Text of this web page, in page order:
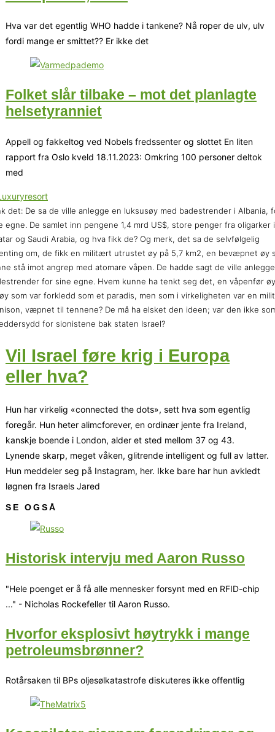
Hva var det egentlig WHO hadde i tankene? Nå roper de ulv, ulv
fordi mange er smittet?? Er ikke det
Folket slår tilbake – mot det planlagte
helsetyranniet
Appell og fakkeltog ved Nobels fredssenter og slottet En liten
rapport fra Oslo kveld 18.11.2023: Omkring 100 personer deltok
med
det: De sa de ville anlegge en luksusøy med badestrender i Albania,
egne. De samlet inn pengene 1,4 mrd US$, store penger fra oligarker i
og Saudi Arabia, og hva fikk de? Og merk, det sa de selvfølgelig
om, de fikk en militært utrustet øy på 5,7 km2, en bevæpnet øy
stå imot angrep med atomare våpen. De hadde sagt de ville anlegge
for sine egne. Hvem kunne ha tenkt seg det, en våpenfør
som var forkledd som et paradis, men som i virkeligheten var en
væpnet til tennene? De må ha elsket den ideen; var den ikke
for sionistene bak staten Israel?
Vil Israel føre krig i Europa
eller hva?
Hun har virkelig «connected the dots», sett hva som egentlig
foregår. Hun heter alimcforever, en ordinær jente fra Ireland,
kanskje boende i London, alder et sted mellom 37 og 43.
Lynende skarp, meget våken, glitrende intelligent og full av latter.
Hun meddeler seg på Instagram, her. Ikke bare har hun avkledt
løgnen fra Israels Jared
SE OGSÅ
Historisk intervju med Aaron Russo
"Hele poenget er å få alle mennesker forsynt med en RFID-chip
..." - Nicholas Rockefeller til Aaron Russo.
Hvorfor eksplosivt høytrykk i mange
petroleumsbrønner?
Rotårsaken til BPs oljesølkatastrofe diskuteres ikke offentlig